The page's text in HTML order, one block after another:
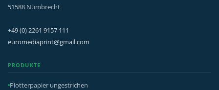
51588 Nümbrecht
+49 (0) 2261 9157 111
euromediaprint@gmail.com
PRODUKTE
Plotterpapier ungestrichen